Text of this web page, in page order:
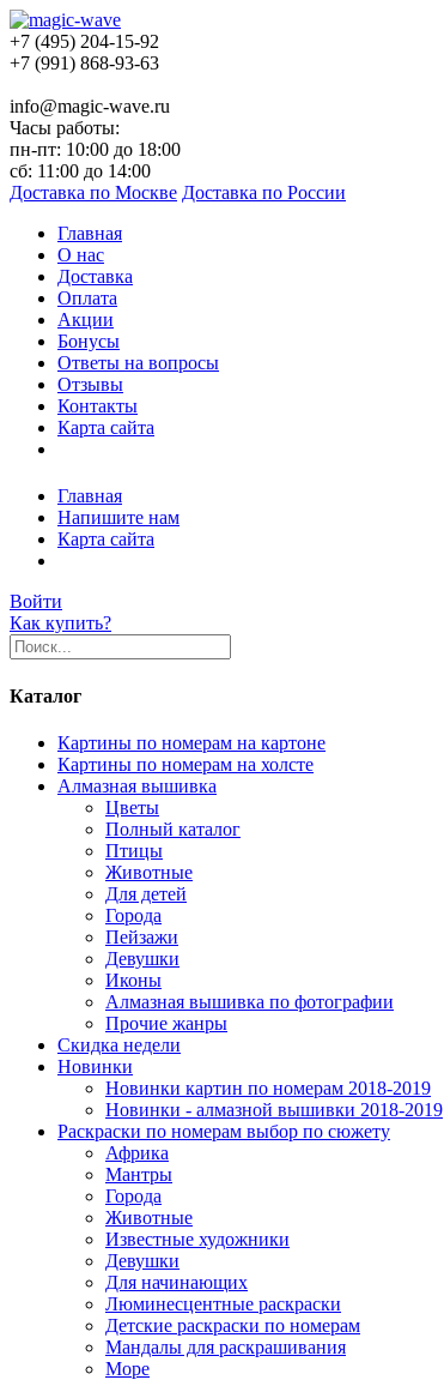
+7 (495) 204-15-92
+7 (991) 868-93-63
info@magic-wave.ru
Часы работы:
пн-пт: 10:00 до 18:00
сб: 11:00 до 14:00
Доставка по Москве Доставка по России
Главная
О нас
Доставка
Оплата
Акции
Бонусы
Ответы на вопросы
Отзывы
Контакты
Карта сайта
Главная
Напишите нам
Карта сайта
Войти
Как купить?
Каталог
Картины по номерам на картоне
Картины по номерам на холсте
Алмазная вышивка
Цветы
Полный каталог
Птицы
Животные
Для детей
Города
Пейзажи
Девушки
Иконы
Алмазная вышивка по фотографии
Прочие жанры
Скидка недели
Новинки
Новинки картин по номерам 2018-2019
Новинки - алмазной вышивки 2018-2019
Раскраски по номерам выбор по сюжету
Африка
Мантры
Города
Животные
Известные художники
Девушки
Для начинающих
Люминесцентные раскраски
Детские раскраски по номерам
Мандалы для раскрашивания
Море